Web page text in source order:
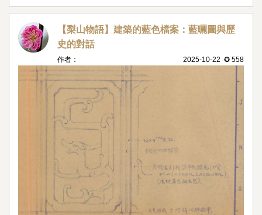
【梨山物語】建築的藍色檔案：藍曬圖與歷
史的對話
2025-10-22 ✪ 558
作者：